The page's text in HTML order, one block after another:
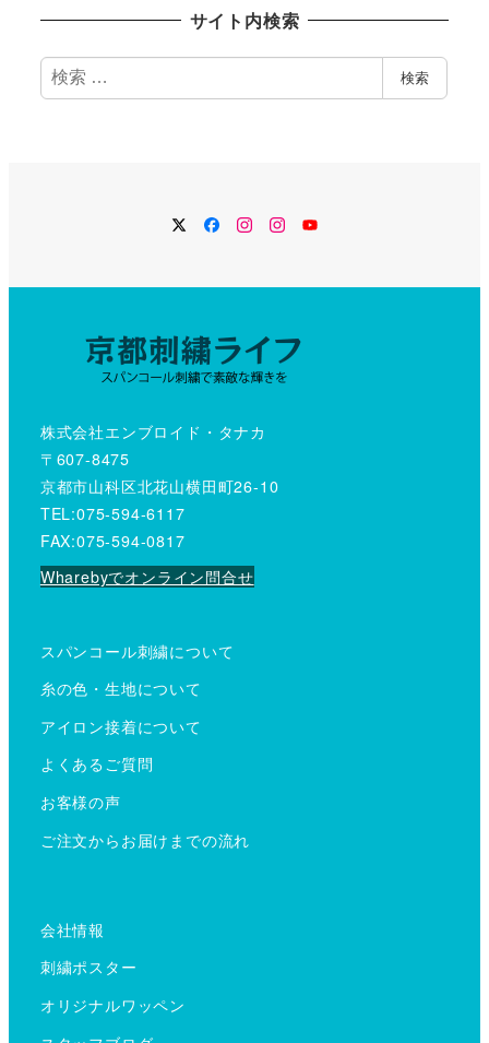
サイト内検索
検
索
検索
TwitterFacebook
Instagram
Instagram
YouTube
株式会社エンブロイド・タナカ
〒607-8475
京都市山科区北花山横田町26-10
TEL:075-594-6117
FAX:075-594-0817
Wharebyでオンライン問合せ
スパンコール刺繍について
糸の色・生地について
アイロン接着について
よくあるご質問
お客様の声
ご注文からお届けまでの流れ
会社情報
刺繍ポスター
オリジナルワッペン